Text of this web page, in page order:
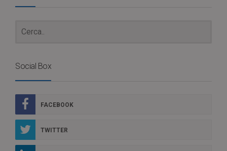
Social Box
FACEBOOK
TWITTER